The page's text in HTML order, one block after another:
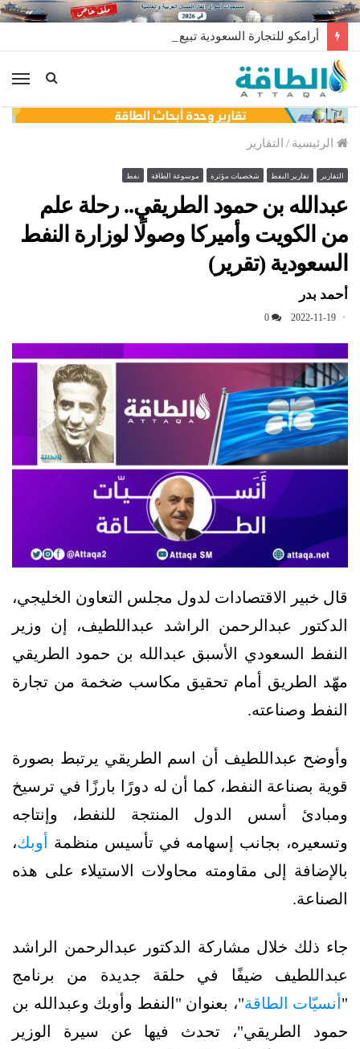
الرئيسية / التقارير
التقارير تقارير النفط شخصيات مؤثرة موسوعة الطاقة نفط
عبدالله بن حمود الطريقي.. رحلة علم
من الكويت وأميركا وصولًا لوزارة النفط
السعودية (تقرير)
أحمد بدر
2022-11-19
0
قال خبير الاقتصادات لدول مجلس التعاون الخليجي،
الدكتور عبدالرحمن الراشد عبداللطيف، إن وزير
النفط السعودي الأسبق عبدالله بن حمود الطريقي
مهّد الطريق أمام تحقيق مكاسب ضخمة من تجارة
النفط وصناعته.
وأوضح عبداللطيف أن اسم الطريقي يرتبط بصورة
قوية بصناعة النفط، كما أن له دورًا بارزًا في ترسيخ
ومبادئ أسس الدول المنتجة للنفط، وإنتاجه
وتسعيره، بجانب إسهامه في تأسيس منظمة أوبك،
بالإضافة إلى مقاومته محاولات الاستيلاء على هذه
الصناعة.
جاء ذلك خلال مشاركة الدكتور عبدالرحمن الراشد
عبداللطيف ضيفًا في حلقة جديدة من برنامج
"أنسيّات الطاقة"، بعنوان "النفط وأوبك وعبدالله بن
حمود الطريقي"، تحدث فيها عن سيرة الوزير